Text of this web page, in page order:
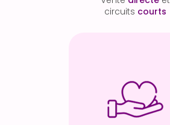
circuits courts